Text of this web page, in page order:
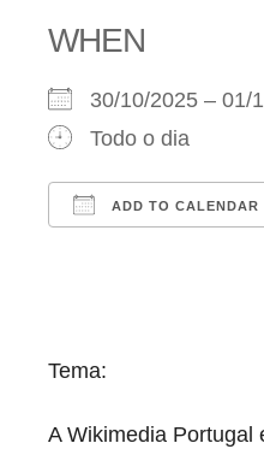
WHEN
30/10/2025 –
Todo o dia
ADD TO CALENDAR
Tema:
A Wikimedia Portugal